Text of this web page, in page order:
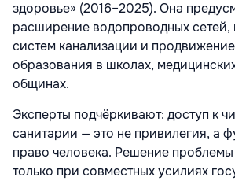
здоровье» (2016–2025). Она
расширение водопроводных
систем канализации и
образования в школах,
общинах.
Эксперты подчёркивают: доступ к
санитарии — это не привилегия, а
право человека. Решение
только при совместных усилиях